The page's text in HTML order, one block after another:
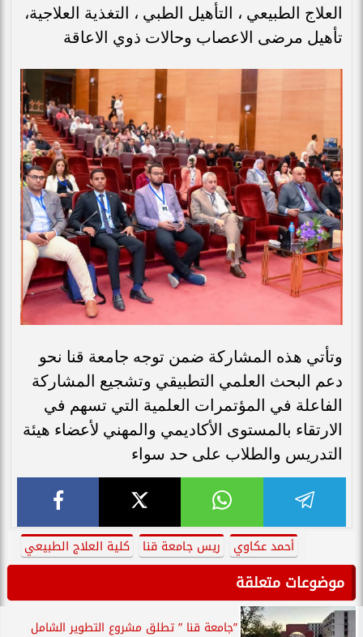
العلاج الطبيعي ، التأهيل الطبي ، التغذية العلاجية،
تأهيل مرضى الاعصاب وحالات ذوي الاعاقة
وتأتي هذه المشاركة ضمن توجه جامعة قنا نحو
دعم البحث العلمي التطبيقي وتشجيع المشاركة
الفاعلة في المؤتمرات العلمية التي تسهم في
الارتقاء بالمستوى الأكاديمي والمهني لأعضاء هيئة
التدريس والطلاب على حد سواء
أحمد عكاوي ريس جامعة قنا كلية العلاج الطبيعي
موضوعات متعلقة
”جامعة قنا ” تطلق مشروع التطوير الشامل